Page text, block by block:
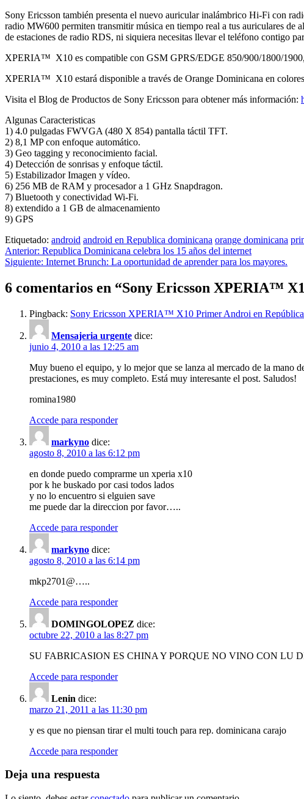
Sony Ericsson también presenta el nuevo auricular inalámbrico Hi-Fi con
radio MW600 permiten transmitir música en tiempo real a tus auriculares
de estaciones de radio RDS, ni siquiera necesitas llevar el teléfono contigo
XPERIA™ X10 es compatible con GSM GPRS/EDGE 850/900/1800/
XPERIA™ X10 estará disponible a través de Orange Dominicana en
Visita el Blog de Productos de Sony Ericsson para obtener más información:
Algunas Caracteristicas
1) 4.0 pulgadas FWVGA (480 X 854) pantalla táctil TFT.
2) 8,1 MP con enfoque automático.
3) Geo tagging y reconocimiento facial.
4) Detección de sonrisas y enfoque táctil.
5) Estabilizador Imagen y vídeo.
6) 256 MB de RAM y procesador a 1 GHz Snapdragon.
7) Bluetooth y conectividad Wi-Fi.
8) extendido a 1 GB de almacenamiento
9) GPS
Etiquetado: android android en Republica dominicana orange dominicana
Navegación
de
entradas
Anterior: Republica Dominicana celebra los 15 años del internet
Siguiente: Internet Brunch: La oportunidad de aprender para los mayores.
6 comentarios en “Sony Ericsson XPERIA™
Pingback: Sony Ericsson XPERIA™ X10 Primer Androi en
Mensajeria urgente dice:
junio 4, 2010 a las 12:25 am
Muy bueno el equipo, y lo mejor que se lanza al mercado de la mano
prestaciones, es muy completo. Está muy interesante el post. Saludos!
romina1980
Accede para responder
markyno dice:
agosto 8, 2010 a las 6:12 pm
en donde puedo comprarme un xperia x10
por k he buskado por casi todos lados
y no lo encuentro si elguien save
me puede dar la direccion por favor…..
Accede para responder
markyno dice:
agosto 8, 2010 a las 6:14 pm
mkp2701@…..
Accede para responder
DOMINGOLOPEZ dice:
octubre 22, 2010 a las 8:27 pm
SU FABRICASION ES CHINA Y PORQUE NO VINO CON LU
Accede para responder
Lenin dice:
marzo 21, 2011 a las 11:30 pm
y es que no piensan tirar el multi touch para rep. dominicana carajo
Accede para responder
Deja una respuesta